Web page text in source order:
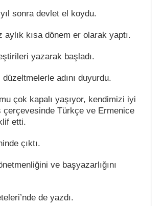
yıl sonra devlet el koydu.
kısa dönem er olarak yaptı.
yazarak başladı.
adını duyurdu.
çok kapalı yaşıyor, kendimizi iyi
çerçevesinde Türkçe ve Ermenice
etti.
çıktı.
ve başyazarlığını
de yazdı.